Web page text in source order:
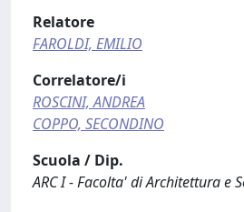
Relatore
FAROLDI, EMILIO
Correlatore/i
ROSCINI, ANDREA
COPPO, SECONDINO
Scuola / Dip.
ARC I - Facolta' di Architettura e